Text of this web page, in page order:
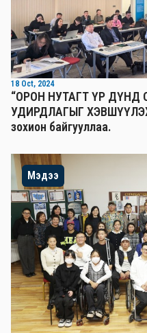
18 Oct, 2024
“ОРОН НУТАГТ ҮР ДҮНД
УДИРДЛАГЫГ ХЭВШҮҮЛЭХ
зохион байгууллаа.
Мэдээ